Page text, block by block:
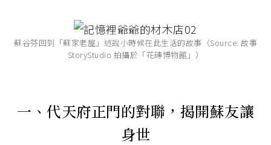
蘇谷芬回到「蘇家老屋」述說小時候在此生活的故事（Source: 故事
StoryStudio 拍攝於「花磚博物館」）
一、代天府正門的對聯，揭開蘇友讓
身世